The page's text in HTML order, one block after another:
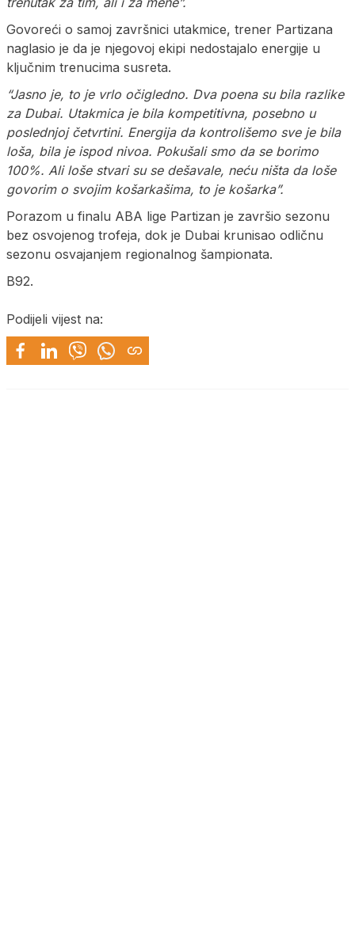
Govoreći o samoj završnici utakmice, trener Partizana
naglasio je da je njegovoj ekipi nedostajalo energije u
ključnim trenucima susreta.
“Jasno je, to je vrlo očigledno. Dva poena su bila razlike
za Dubai. Utakmica je bila kompetitivna, posebno u
poslednjoj četvrtini. Energija da kontrolišemo sve je bila
loša, bila je ispod nivoa. Pokušali smo da se borimo
100%. Ali loše stvari su se dešavale, neću ništa da loše
govorim o svojim košarkašima, to je košarka”.
Porazom u finalu ABA lige Partizan je završio sezonu
bez osvojenog trofeja, dok je Dubai krunisao odličnu
sezonu osvajanjem regionalnog šampionata.
B92.
Podijeli vijest na: